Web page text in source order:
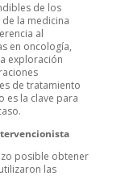
de los
la medicina
al
en oncología,
exploración
de tratamiento
es la clave para
posible obtener
las